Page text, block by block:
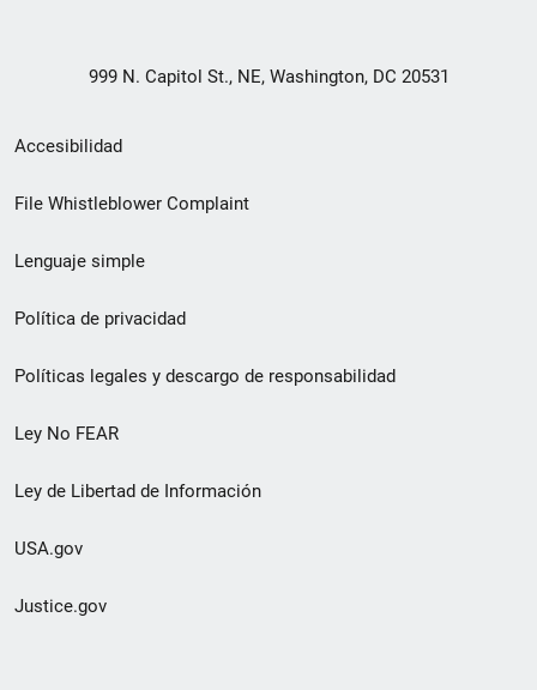
999 N. Capitol St., NE, Washington, DC 20531
Menú
de
de
pie
de
página
Accesibilidad
File Whistleblower Complaint
Lenguaje simple
Política de privacidad
Políticas legales y descargo de responsabilidad
Ley No FEAR
Ley de Libertad de Información
USA.gov
Justice.gov